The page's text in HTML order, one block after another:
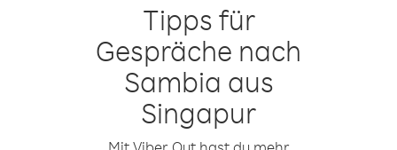
Tipps für
Gespräche nach
Sambia aus
Singapur